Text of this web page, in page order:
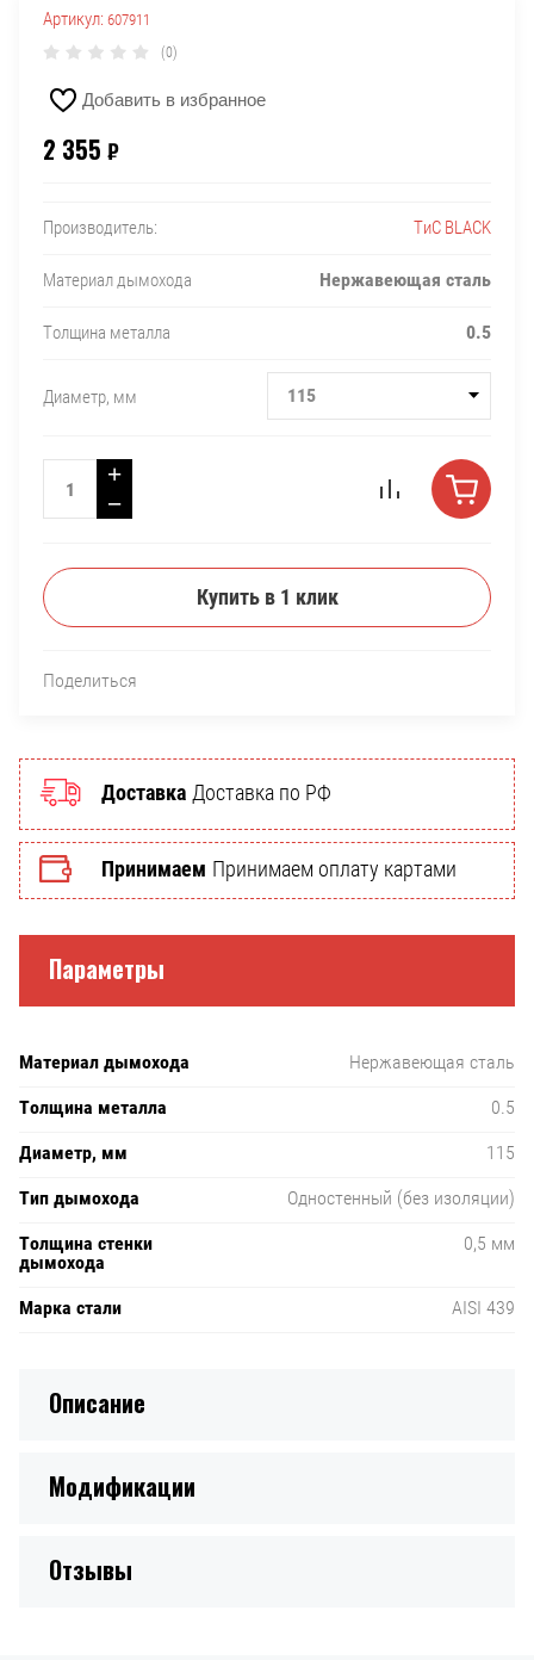
Артикул: 607911
(0)
Добавить в избранное
2 355 ₽
Производитель: ТиС BLACK
Материал дымохода Нержавеющая сталь
Толщина металла 0.5
Диаметр, мм 115
−
+
Купить в 1 клик
Поделиться
Доставка Доставка по РФ
Принимаем Принимаем оплату картами
Параметры
Материал дымохода
Нержавеющая сталь
Толщина металла
0.5
Диаметр, мм
115
Тип дымохода
Одностенный (без изоляции)
Толщина стенки
дымохода
0,5 мм
Марка стали AISI 439
Описание
Модификации
Отзывы